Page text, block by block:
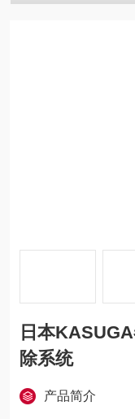
日本
除系统
产品简介